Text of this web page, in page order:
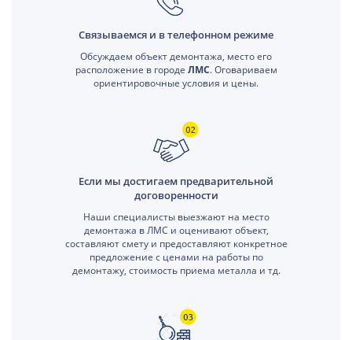
Связываемся и в телефонном режиме
Обсуждаем объект демонтажа, место его
расположение в городе ЛМС. Оговариваем
ориентировочные условия и цены.
Если мы достигаем предварительной
договоренности
Наши специалисты выезжают на место
демонтажа в ЛМС и оценивают объект,
составляют смету и предоставляют конкретное
предложение с ценами на работы по
демонтажу, стоимость приема металла и тд.